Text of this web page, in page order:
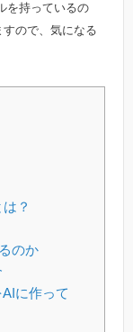
を持っているの
ので、気になる
？
のか
に作って